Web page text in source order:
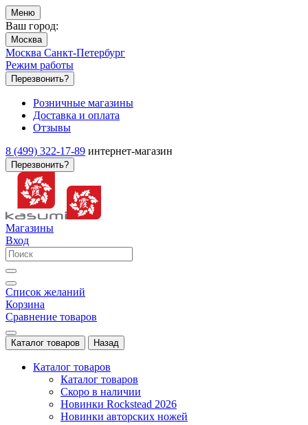
Меню
Ваш город:
Москва
Москва Санкт-Петербург
Режим работы
Перезвонить?
Розничные магазины
Доставка и оплата
Отзывы
8 (499) 322-17-89 интернет-магазин
Перезвонить?
Магазины
Вход
Список желаний
Корзина
Сравнение товаров
Каталог товаров Назад
Каталог товаров
Каталог товаров
Скоро в наличии
Новинки Rockstead 2026
Новинки авторских ножей